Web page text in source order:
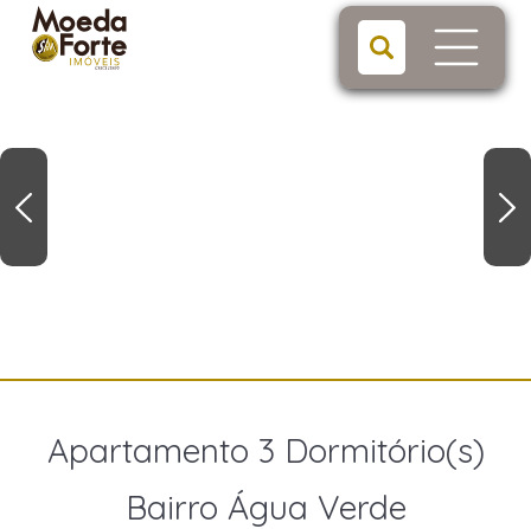
Apartamento 3 Dormitório(s)
Bairro Água Verde